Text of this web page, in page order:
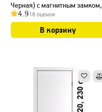
Черная) с магнитным замком,
НЕСТАНДАРТ
4.918 оценок
В корзину